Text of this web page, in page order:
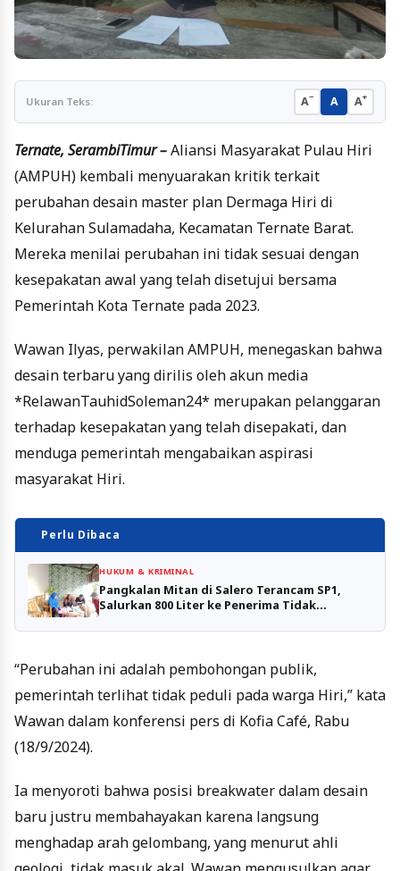
Ukuran Teks: A− A A+
Ternate, SerambiTimur –Aliansi Masyarakat Pulau Hiri
(AMPUH) kembali menyuarakan kritik terkait
perubahan desain master plan Dermaga Hiri di
Kelurahan Sulamadaha, Kecamatan Ternate Barat.
Mereka menilai perubahan ini tidak sesuai dengan
kesepakatan awal yang telah disetujui bersama
Pemerintah Kota Ternate pada 2023.
Wawan Ilyas, perwakilan AMPUH, menegaskan bahwa
desain terbaru yang dirilis oleh akun media
*RelawanTauhidSoleman24* merupakan pelanggaran
terhadap kesepakatan yang telah disepakati, dan
menduga pemerintah mengabaikan aspirasi
masyarakat Hiri.
Perlu Dibaca
HUKUM & KRIMINAL
Pangkalan Mitan di Salero Terancam SP1,
Salurkan 800 Liter ke Penerima Tidak
“Perubahan ini adalah pembohongan publik,
pemerintah terlihat tidak peduli pada warga Hiri,” kata
Wawan dalam konferensi pers di Kofia Café, Rabu
(18/9/2024).
Ia menyoroti bahwa posisi breakwater dalam desain
baru justru membahayakan karena langsung
menghadap arah gelombang, yang menurut ahli